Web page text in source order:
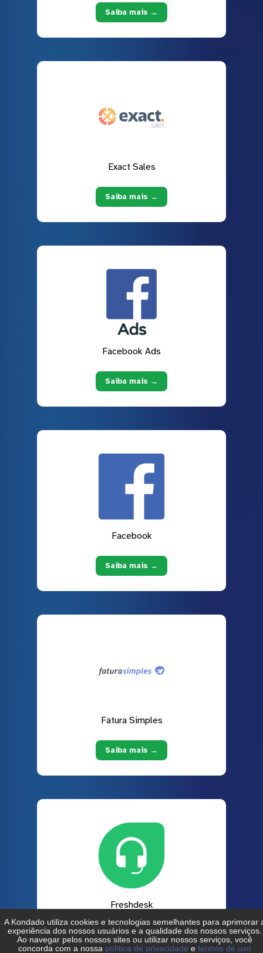
Saiba mais →
Exact Sales
Saiba mais →
Facebook Ads
Saiba mais →
Facebook
Saiba mais →
Fatura Simples
Saiba mais →
Freshdesk
Saiba mais →